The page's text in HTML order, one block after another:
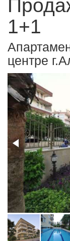
1+1
центре